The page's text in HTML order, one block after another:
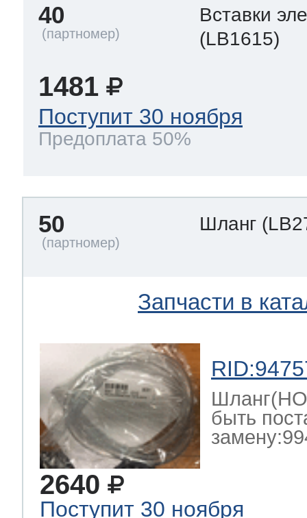
40
Вставки
(LB1615)
1481
Поступит 30 ноября
Предоплата 50%
50 Шланг
Запчасти в
быть
2640
Поступит 30 ноября